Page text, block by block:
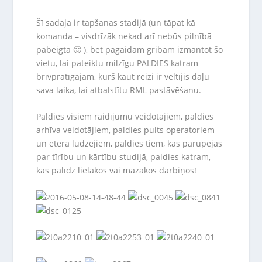
Šī sadaļa ir tapšanas stadijā (un tāpat kā
komanda – visdrīzāk nekad arī nebūs pilnībā
pabeigta 🙂 ), bet pagaidām gribam izmantot šo
vietu, lai pateiktu milzīgu PALDIES katram
brīvprātīgajam, kurš kaut reizi ir veltījis daļu
sava laika, lai atbalstītu RML pastāvēšanu.
Paldies visiem raidījumu veidotājiem, paldies
arhīva veidotājiem, paldies pults operatoriem
un ētera lūdzējiem, paldies tiem, kas parūpējas
par tīrību un kārtību studijā, paldies katram,
kas palīdz lielākos vai mazākos darbiņos!